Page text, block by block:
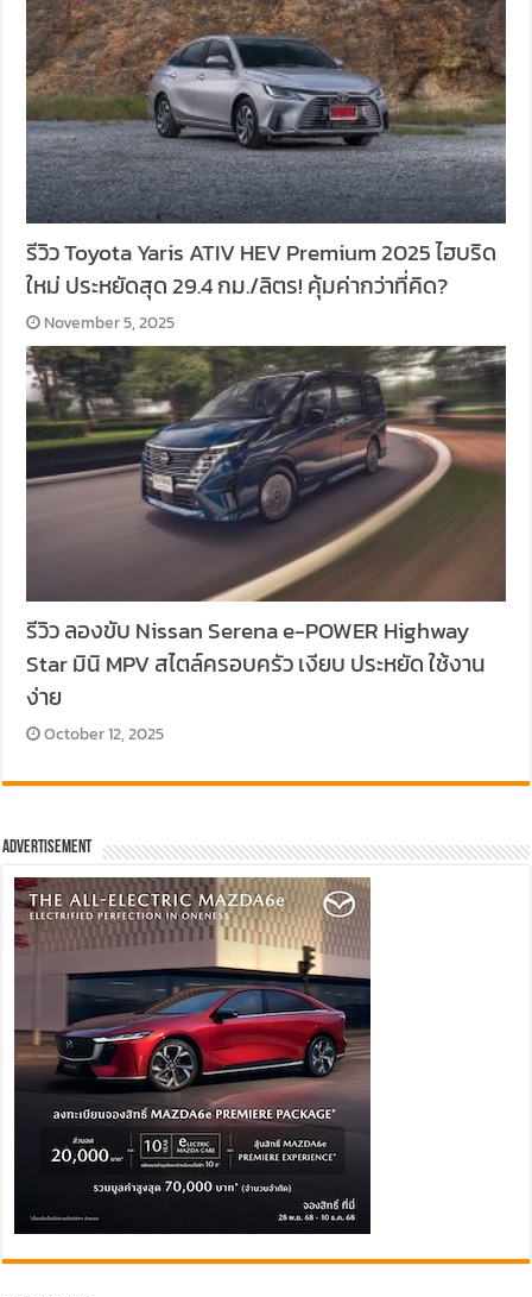
รีวิว Toyota Yaris ATIV HEV Premium 2025 ไฮบริด
ใหม่ ประหยัดสุด 29.4 กม./ลิตร! คุ้มค่ากว่าที่คิด?
November 5, 2025
รีวิว ลองขับ Nissan Serena e-POWER Highway
Star มินิ MPV สไตล์ครอบครัว เงียบ ประหยัด ใช้งาน
ง่าย
October 12, 2025
Advertisement